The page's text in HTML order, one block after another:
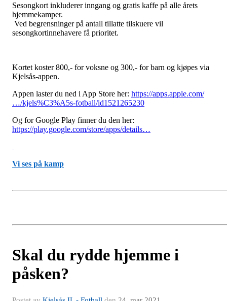
Sesongkort inkluderer inngang og gratis kaffe på alle årets
hjemmekamper.
Ved begrensninger på antall tillatte tilskuere vil
sesongkortinnehavere få prioritet.
Kortet koster 800,- for voksne og 300,- for barn og kjøpes via
Kjelsås-appen.
Appen laster du ned i App Store her: https://apps.apple.com/
…/kjels%C3%A5s-fotball/id1521265230
Og for Google Play finner du den her:
https://play.google.com/store/apps/details…
Vi ses på kamp
Skal du rydde hjemme i
påsken?